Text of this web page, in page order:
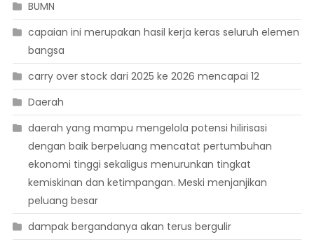
BUMN
capaian ini merupakan hasil kerja keras seluruh elemen
bangsa
carry over stock dari 2025 ke 2026 mencapai 12
Daerah
daerah yang mampu mengelola potensi hilirisasi
dengan baik berpeluang mencatat pertumbuhan
ekonomi tinggi sekaligus menurunkan tingkat
kemiskinan dan ketimpangan. Meski menjanjikan
peluang besar
dampak bergandanya akan terus bergulir